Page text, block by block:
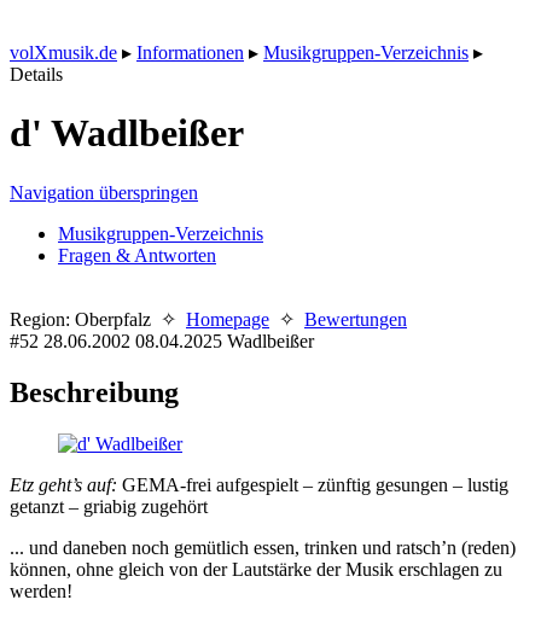
volXmusik.de ▸ Informationen ▸ Musikgruppen-Verzeichnis ▸
Details
d' Wadlbeißer
Navigation überspringen
Musikgruppen-Verzeichnis
Fragen & Antworten
Region: Oberpfalz ✧ Homepage ✧ Bewertungen
#52 28.06.2002 08.04.2025 Wadlbeißer
Beschreibung
Etz geht’s auf: GEMA-frei aufgespielt – zünftig gesungen – lustig
getanzt – griabig zugehört
... und daneben noch gemütlich essen, trinken und ratsch’n (reden)
können, ohne gleich von der Lautstärke der Musik erschlagen zu
werden!